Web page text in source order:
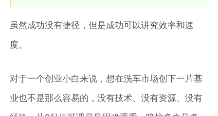
虽然成功没有捷径，但是成功可以讲究效率和速
度。
对于一个创业小白来说，想在洗车市场创下一片基
业也不是那么容易的，没有技术、没有资源、没有